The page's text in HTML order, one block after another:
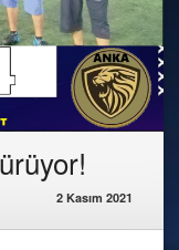
2 Kasım 2021